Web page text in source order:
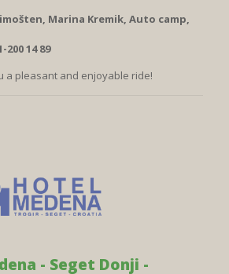
Marina Kremik, Auto camp,
200 14 89
a pleasant and enjoyable ride!
- Seget Donji -